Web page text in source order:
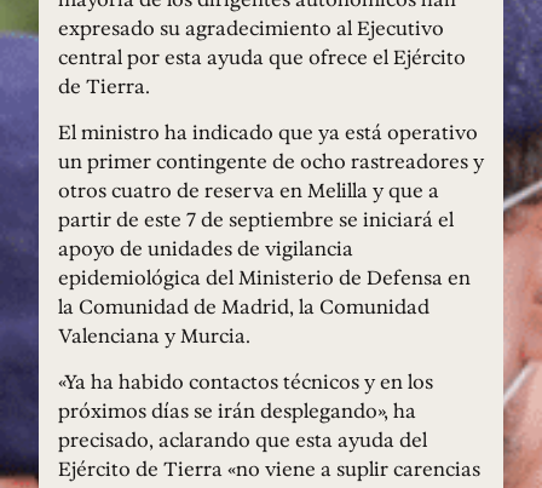
expresado su agradecimiento al Ejecutivo
central por esta ayuda que ofrece el Ejército
de Tierra.
El ministro ha indicado que ya está operativo
un primer contingente de ocho rastreadores y
otros cuatro de reserva en Melilla y que a
partir de este 7 de septiembre se iniciará el
apoyo de unidades de vigilancia
epidemiológica del Ministerio de Defensa en
la Comunidad de Madrid, la Comunidad
Valenciana y Murcia.
«Ya ha habido contactos técnicos y en los
próximos días se irán desplegando», ha
precisado, aclarando que esta ayuda del
Ejército de Tierra «no viene a suplir carencias